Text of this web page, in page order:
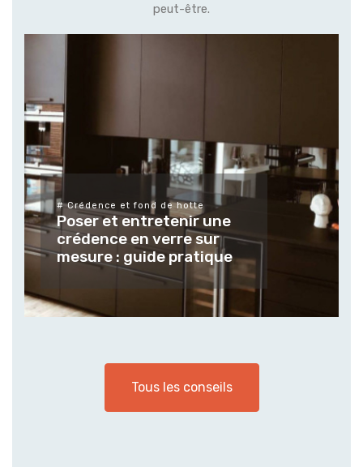
peut-être.
de hotte
une
sur
pratique
# Différents types de
Tendances et
verres et
mesure pour
extérieur
Tous les conseils